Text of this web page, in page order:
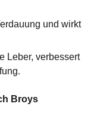
und wirkt
Leber, verbessert
Broys